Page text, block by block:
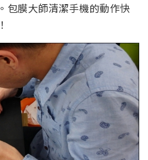
包膜大師清潔手機的動作快